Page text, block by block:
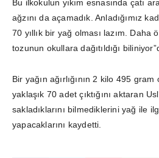
Bu ilkokulun yıkım esnasında çatı
ağzını da açamadık. Anladığımız
70 yıllık bir yağ olması lazım. Daha
tozunun okullara dağıtıldığı
Bir yağın ağırlığının 2 kilo 495
yaklaşık 70 adet çıktığını aktaran
sakladıklarını bilmediklerini yağ ile
yapacaklarını kaydetti.